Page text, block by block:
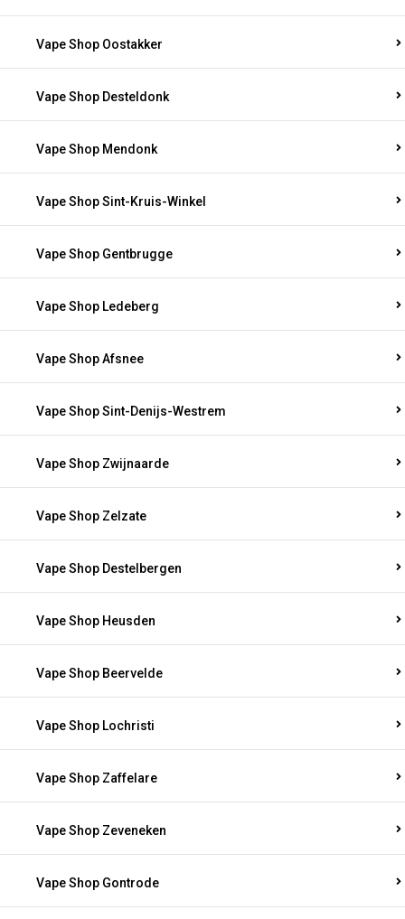
Vape Shop Oostakker
Vape Shop Desteldonk
Vape Shop Mendonk
Vape Shop Sint-Kruis-Winkel
Vape Shop Gentbrugge
Vape Shop Ledeberg
Vape Shop Afsnee
Vape Shop Sint-Denijs-Westrem
Vape Shop Zwijnaarde
Vape Shop Zelzate
Vape Shop Destelbergen
Vape Shop Heusden
Vape Shop Beervelde
Vape Shop Lochristi
Vape Shop Zaffelare
Vape Shop Zeveneken
Vape Shop Gontrode